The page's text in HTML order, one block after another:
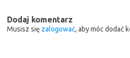
Dodaj komentarz
Musisz się zalogować, aby móc dodać